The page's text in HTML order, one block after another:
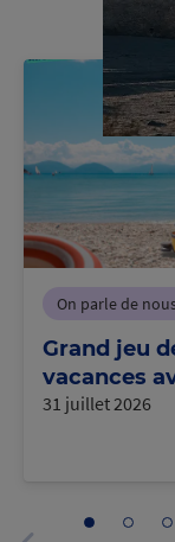
On parle de
Grand jeu
vacances
31 juillet 2026
Aller Aller